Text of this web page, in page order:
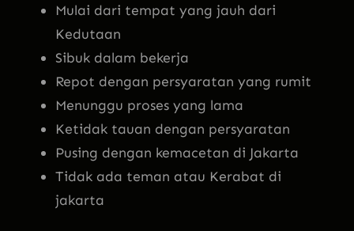
Mulai dari tempat yang jauh dari
Kedutaan
Sibuk dalam bekerja
Repot dengan persyaratan yang rumit
Menunggu proses yang lama
Ketidak tauan dengan persyaratan
Pusing dengan kemacetan di Jakarta
Tidak ada teman atau Kerabat di
jakarta